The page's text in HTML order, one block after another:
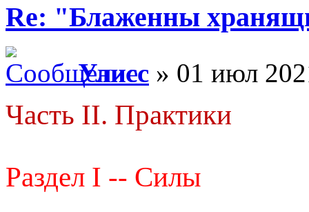
Re: "Блаженны
Улисс » 01 июл
Часть II. Практики
Раздел I -- Силы